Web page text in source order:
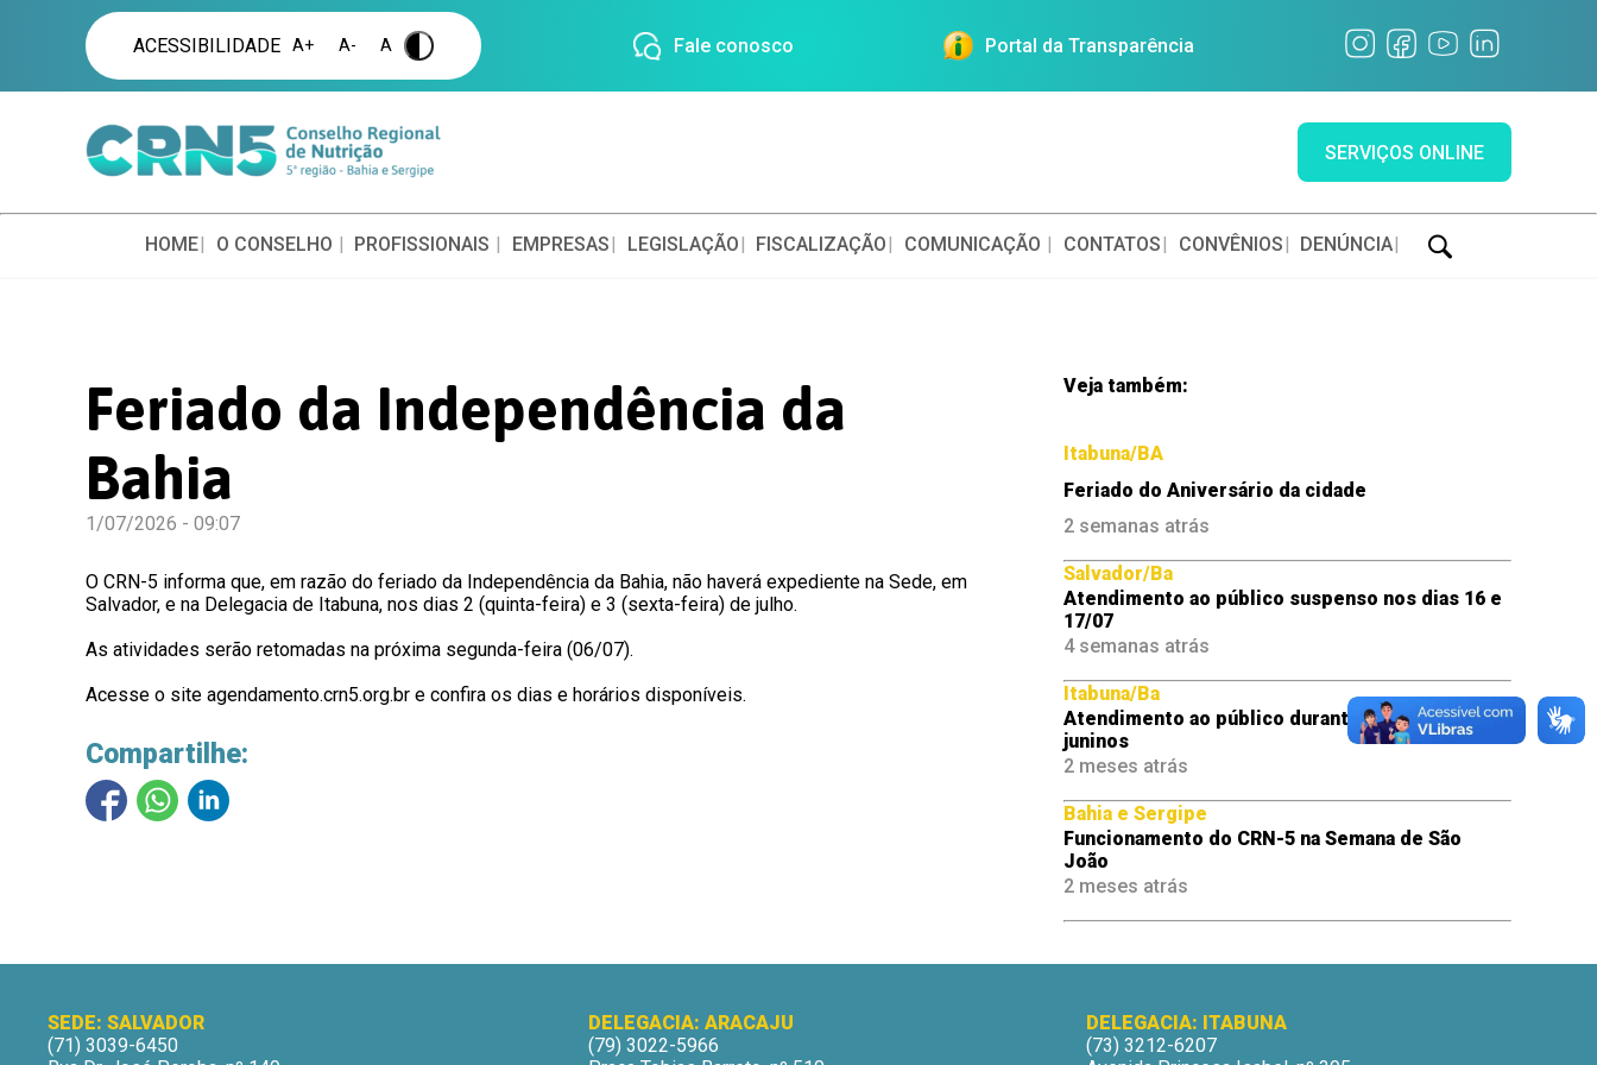
ACESSIBILIDADE A+ A- A . Fale conosco Portal da Transparência
SERVIÇOS ONLINE
HOME O CONSELHO PROFISSIONAIS EMPRESAS LEGISLAÇÃO FISCALIZAÇÃO COMUNICAÇÃO CONTATOS CONVÊNIOS DENÚNCIA
Feriado da Independência da
Bahia
1/07/2026 - 09:07
O CRN-5 informa que, em razão do feriado da Independência da Bahia, não haverá expediente na Sede, em
Salvador, e na Delegacia de Itabuna, nos dias 2 (quinta-feira) e 3 (sexta-feira) de julho.
As atividades serão retomadas na próxima segunda-feira (06/07).
Acesse o site agendamento.crn5.org.br e confira os dias e horários disponíveis.
Compartilhe:
Veja também:
Itabuna/BA
Feriado do Aniversário da cidade
2 semanas atrás
Salvador/Ba
Atendimento ao público suspenso nos dias 16 e
17/07
4 semanas atrás
Itabuna/Ba
Atendimento ao público durante os festejos
juninos
2 meses atrás
Bahia e Sergipe
Funcionamento do CRN-5 na Semana de São
João
2 meses atrás
SEDE: SALVADOR
(71) 3039-6450
DELEGACIA: ARACAJU
(79) 3022-5966
DELEGACIA: ITABUNA
(73) 3212-6207